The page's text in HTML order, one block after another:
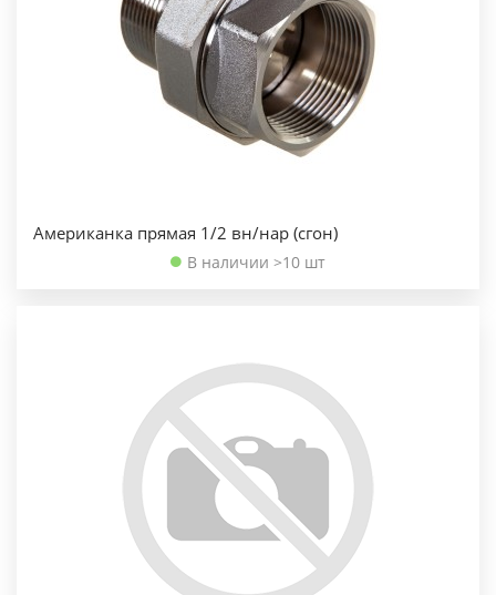
Американка прямая 1/2 вн/нар (сгон)
В наличии >10 шт